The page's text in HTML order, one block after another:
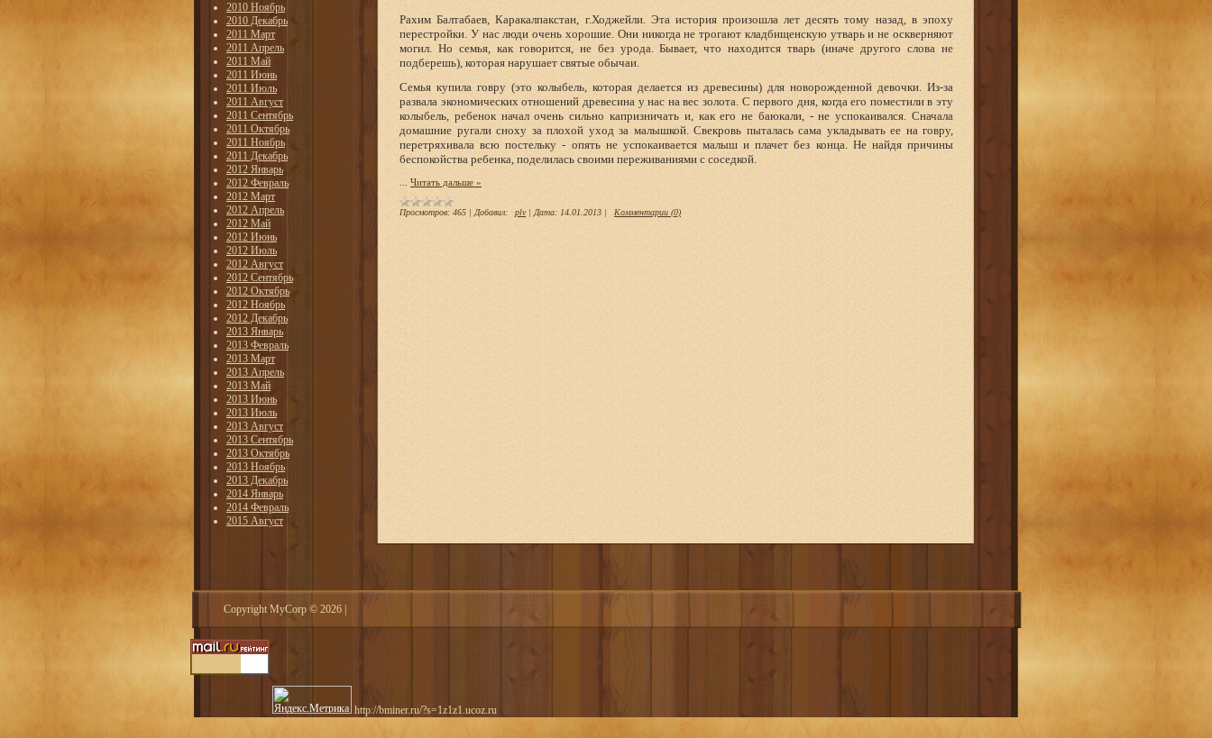
2010 Ноябрь
2010 Декабрь
2011 Март
2011 Апрель
2011 Май
2011 Июнь
2011 Июль
2011 Август
2011 Сентябрь
2011 Октябрь
2011 Ноябрь
2011 Декабрь
2012 Январь
2012 Февраль
2012 Март
2012 Апрель
2012 Май
2012 Июнь
2012 Июль
2012 Август
2012 Сентябрь
2012 Октябрь
2012 Ноябрь
2012 Декабрь
2013 Январь
2013 Февраль
2013 Март
2013 Апрель
2013 Май
2013 Июнь
2013 Июль
2013 Август
2013 Сентябрь
2013 Октябрь
2013 Ноябрь
2013 Декабрь
2014 Январь
2014 Февраль
2015 Август
Рахим Балтабаев, Каракалпакстан, г.Ходжейли. Эта история произошла лет десять тому назад, в эпоху
перестройки. У нас люди очень хорошие. Они никогда не трогают кладбищенскую утварь и не оскверняют
могил. Но семья, как говорится, не без урода. Бывает, что находится тварь (иначе другого слова не
подберешь), которая нарушает святые обычаи.
Семья купила говру (это колыбель, которая делается из древесины) для новорожденной девочки. Из-за
развала экономических отношений древесина у нас на вес золота. С первого дня, когда его поместили в эту
колыбель, ребенок начал очень сильно капризничать и, как его не баюкали, - не успокаивался. Сначала
домашние ругали сноху за плохой уход за малышкой. Свекровь пыталась сама укладывать ее на говру,
перетряхивала всю постельку - опять не успокаивается малыш и плачет без конца. Не найдя причины
беспокойства ребенка, поделилась своими переживаниями с соседкой.
Читать дальше »
Просмотров: 465 | Добавил: plv | Дата: 14.01.2013 | Комментарии (0)
Copyright MyCorp © 2026
http://bminer.ru/?s=1z1z1.ucoz.ru